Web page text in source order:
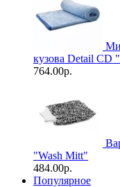
кузова Detail CD
764.00р.
"Wash Mitt"
484.00р.
Популярное